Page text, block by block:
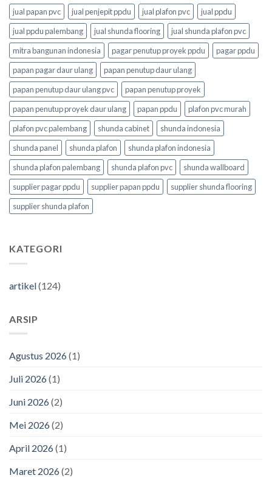
jual papan pvc jual penjepit ppdu jual plafon pvc
jual ppdu
jual ppdu palembang
jual shunda flooring
jual shunda plafon pvc
mitra bangunan indonesia
pagar penutup proyek ppdu
pagar ppdu
papan pagar daur ulang
papan penutup daur ulang
papan penutup daur ulang pvc
papan penutup proyek
papan penutup proyek daur ulang
papan ppdu
plafon pvc murah
plafon pvc palembang
shunda cabinet
shunda indonesia
shunda panel
shunda plafon
shunda plafon indonesia
shunda plafon palembang
shunda plafon pvc
shunda wallboard
supplier pagar ppdu
supplier papan ppdu
supplier shunda flooring
supplier shunda plafon
KATEGORI
artikel(124)
ARSIP
Agustus 2026(1)
Juli 2026(1)
Juni 2026(2)
Mei 2026(2)
April 2026(1)
Maret 2026(2)